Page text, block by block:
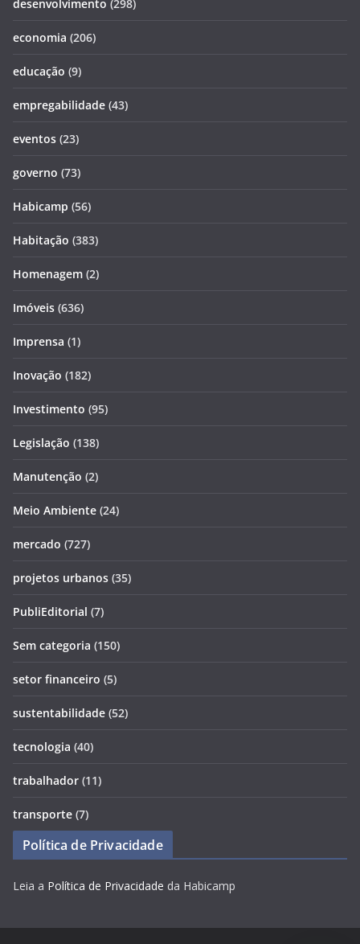
desenvolvimento (298)
economia (206)
educação (9)
empregabilidade (43)
eventos (23)
governo (73)
Habicamp (56)
Habitação (383)
Homenagem (2)
Imóveis (636)
Imprensa (1)
Inovação (182)
Investimento (95)
Legislação (138)
Manutenção (2)
Meio Ambiente (24)
mercado (727)
projetos urbanos (35)
PubliEditorial (7)
Sem categoria (150)
setor financeiro (5)
sustentabilidade (52)
tecnologia (40)
trabalhador (11)
transporte (7)
Política de Privacidade
Leia a Política de Privacidade da Habicamp